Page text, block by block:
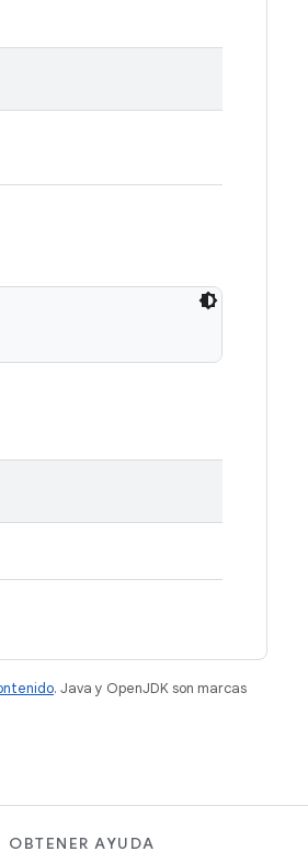
. Java y OpenJDK son marcas
OBTENER AYUDA